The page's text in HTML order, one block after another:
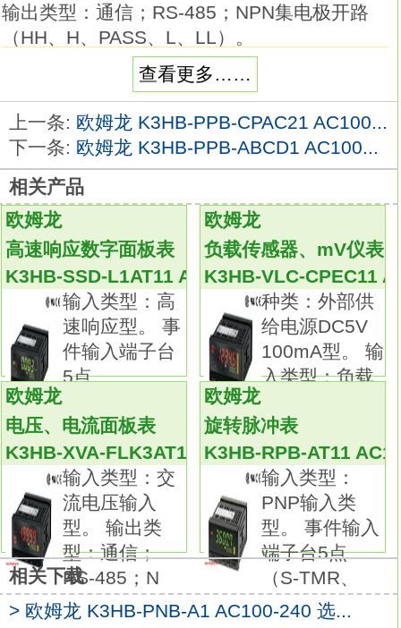
输出类型：通信；RS-485；NPN集电极开路
（HH、H、PASS、L、LL）。
事件输入端子台5点（TIMING、S-TIM、
HOLD、RESET、ZERO）配备。
外部供给电源DC12V 80mA。
电源电压：AC/DC24V。
96（W）×48（H）×进深95mm
部分机型未配备
最适合电压、电流信号等模拟的、测量显示、
判别的面板表。
动作判定显示色，可切换绿色/红色2种显示颜
色。
配备的分压计用于监视操作趋势。
外部事件输入可应用于各种测量和辨别情况。
DeviceN种类：小容量插入型。
控制电源电压：AC100/200V；带电压变动补
偿。
动作电流：AC1～2A。
从小容量到大容量，不放过任何一个加热器的
断线。
检测成型机械、包装机械等的加热器断线情
况，输出报警。
由于具备高精度的判定能力，即使多个加热器
中的1根断线，
也不会放过。
查看更多……
上一条: 欧姆龙 K3HB-PPB-CPAC21 AC100...
下一条: 欧姆龙 K3HB-PPB-ABCD1 AC100...
相关产品
欧姆龙
高速响应数字面板表
K3HB-SSD-L1AT11 AC100-240
输入类型：高
速响应型。 事
件输入端子台
5点
欧姆龙
负载传感器、mV仪表
K3HB-VLC-CPEC11
种类：外部供
给电源DC5V
100mA型。 输
入类型：负载
欧姆龙
电压、电流面板表
K3HB-XVA-FLK3AT11 AC100-240
输入类型：交
流电压输入
型。 输出类
型：通信；
RS-485；N
欧姆龙
旋转脉冲表
K3HB-RPB-AT11
输入类型：
PNP输入类
型。 事件输入
端子台5点
（S-TMR、
相关下载
> 欧姆龙 K3HB-PNB-A1 AC100-240 选...